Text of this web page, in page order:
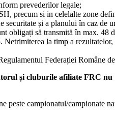
prevederilor legale;
precum si in celelalte zone
securitate și a planului în caz de
obligați să transmită în max. 48
la timp a
Federației Române
și cluburile afiliate FRC
peste campionatul/campionate